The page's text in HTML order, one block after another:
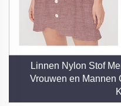
Linnen Nylon Stof
Vrouwen en Mannen